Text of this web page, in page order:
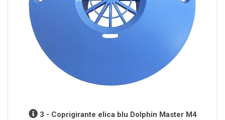
3 - Coprigirante elica blu Dolphin Master M4